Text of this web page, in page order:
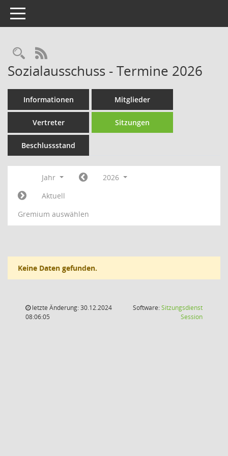
Toggle navigation
Rechercheauswahl
RSS-Feed
Sozialausschuss - Termine 2026
Informationen Mitglieder
Vertreter Sitzungen
Beschlussstand
Jahr
2026
Aktuell
Gremium auswählen
Keine Daten gefunden.
letzte Änderung: 30.12.2024
08:06:05
Software:Sitzungsdienst
Session(Wird in